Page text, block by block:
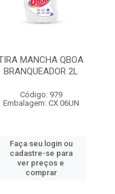
MANCHA QBOA
BRANQUEADOR 2L
Código: 979
Embalagem: CX 06UN
Faça seu login ou
cadastre-se para
ver preços e
comprar